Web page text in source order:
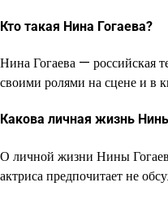
Кто такая Нина Гогаева?
Нина Гогаева — российская
своими ролями на сцене и в
Какова личная жизнь
О личной жизни Нины
актриса предпочитает не